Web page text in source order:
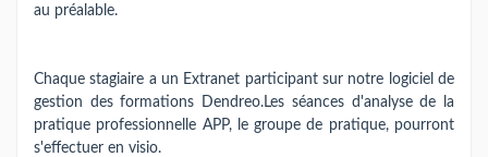
au préalable.
Chaque stagiaire a un Extranet participant sur notre logiciel de
gestion des formations Dendreo.Les séances d'analyse de la
pratique professionnelle APP, le groupe de pratique, pourront
s'effectuer en visio.